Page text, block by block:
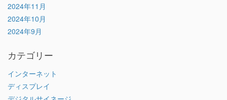
2024年11月
2024年10月
2024年9月
カテゴリー
インターネット
ディスプレイ